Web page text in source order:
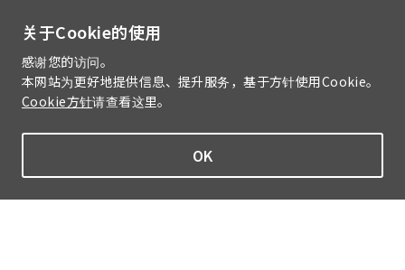
关于Cookie的使用
感谢您的访问。
本网站为更好地提供信息、提升服务，基于方针使用Cookie。
Cookie方针请查看这里。
OK